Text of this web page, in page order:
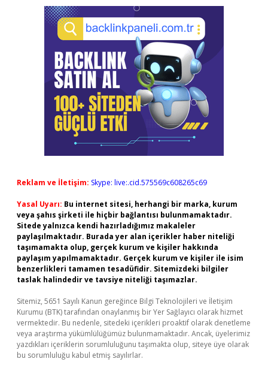
Reklam ve İletişim: Skype: live:.cid.575569c608265c69
Yasal Uyarı: Bu internet sitesi, herhangi bir marka, kurum
veya şahıs şirketi ile hiçbir bağlantısı bulunmamaktadır.
Sitede yalnızca kendi hazırladığımız makaleler
paylaşılmaktadır. Burada yer alan içerikler haber niteliği
taşımamakta olup, gerçek kurum ve kişiler hakkında
paylaşım yapılmamaktadır. Gerçek kurum ve kişiler ile isim
benzerlikleri tamamen tesadüfidir. Sitemizdeki bilgiler
taslak halindedir ve tavsiye niteliği taşımazlar.
Sitemiz, 5651 Sayılı Kanun gereğince Bilgi Teknolojileri ve İletişim
Kurumu (BTK) tarafından onaylanmış bir Yer Sağlayıcı olarak hizmet
vermektedir. Bu nedenle, sitedeki içerikleri proaktif olarak denetleme
veya araştırma yükümlülüğümüz bulunmamaktadır. Ancak, üyelerimiz
yazdıkları içeriklerin sorumluluğunu taşımakta olup, siteye üye olarak
bu sorumluluğu kabul etmiş sayılırlar.